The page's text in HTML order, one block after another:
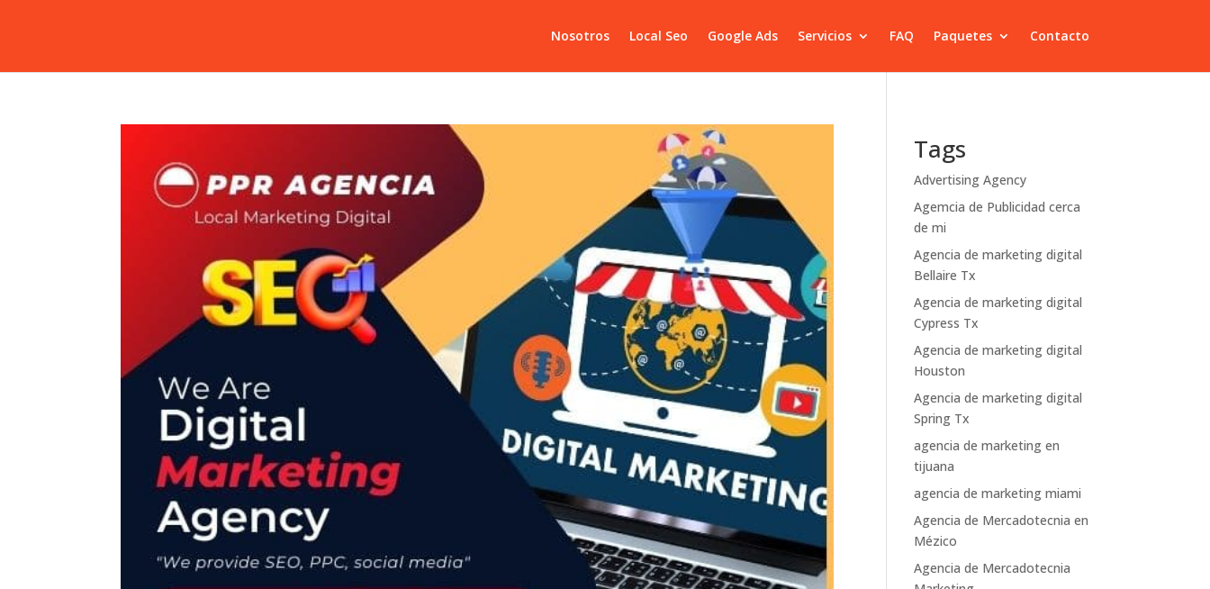
Nosotros Local Seo Google Ads Servicios FAQ Paquetes Contacto
Tags
Advertising Agency
Agemcia de Publicidad cerca
de mi
Agencia de marketing digital
Bellaire Tx
Agencia de marketing digital
Cypress Tx
Agencia de marketing digital
Houston
Agencia de marketing digital
Spring Tx
agencia de marketing en
tijuana
agencia de marketing miami
Agencia de Mercadotecnia en
Mézico
Agencia de Mercadotecnia